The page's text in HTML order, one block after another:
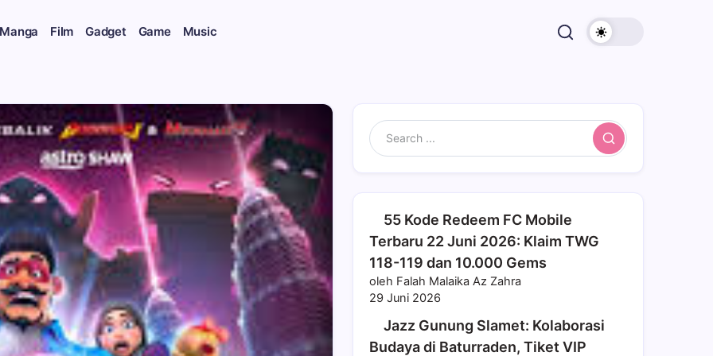
Film Gadget Game Music
Search
55 Kode Redeem FC Mobile
Terbaru 22 Juni 2026: Klaim TWG
118-119 dan 10.000 Gems
oleh Falah Malaika Az Zahra
29 Juni 2026
Jazz Gunung Slamet: Kolaborasi
Budaya di Baturraden, Tiket VIP